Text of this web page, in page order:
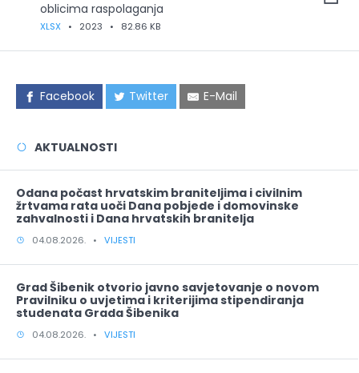
oblicima raspolaganja
XLSX • 2023 • 82.86 KB
Facebook Twitter E-Mail
AKTUALNOSTI
Odana počast hrvatskim braniteljima i civilnim
žrtvama rata uoči Dana pobjede i domovinske
zahvalnosti i Dana hrvatskih branitelja
04.08.2026. • VIJESTI
Grad Šibenik otvorio javno savjetovanje o novom
Pravilniku o uvjetima i kriterijima stipendiranja
studenata Grada Šibenika
04.08.2026. • VIJESTI